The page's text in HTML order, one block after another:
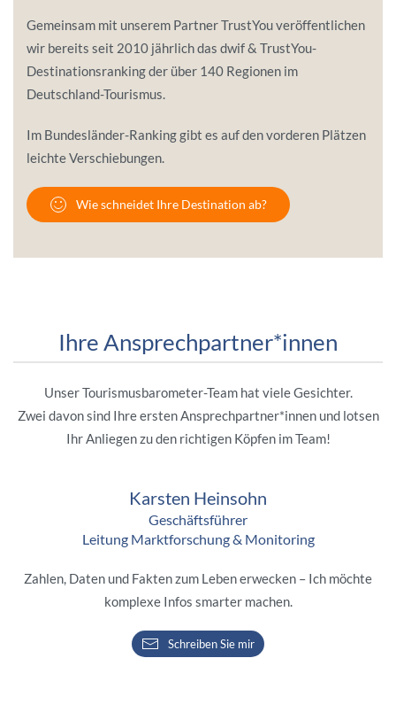
Gemeinsam mit unserem Partner TrustYou veröffentlichen
wir bereits seit 2010 jährlich das dwif & TrustYou-
Destinationsranking der über 140 Regionen im
Deutschland-Tourismus.
Im Bundesländer-Ranking gibt es auf den vorderen Plätzen
leichte Verschiebungen.
Wie schneidet Ihre Destination ab?
Ihre Ansprechpartner*innen
Unser Tourismusbarometer-Team hat viele Gesichter.
Zwei davon sind Ihre ersten Ansprechpartner*innen und lotsen
Ihr Anliegen zu den richtigen Köpfen im Team!
Karsten Heinsohn
Geschäftsführer
Leitung Marktforschung & Monitoring
Zahlen, Daten und Fakten zum Leben erwecken – Ich möchte
komplexe Infos smarter machen.
Schreiben Sie mir